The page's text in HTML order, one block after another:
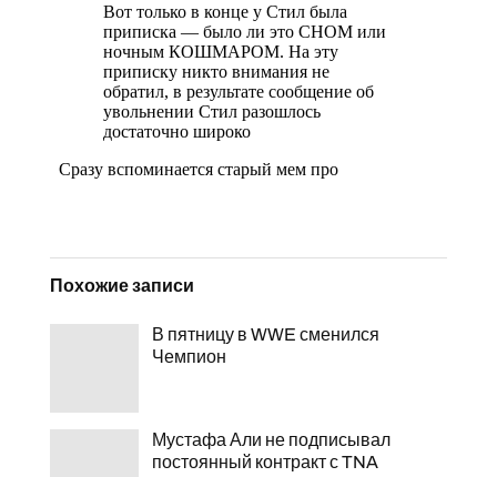
Похожие записи
В пятницу в WWE сменился
Чемпион
Мустафа Али не подписывал
постоянный контракт с TNA